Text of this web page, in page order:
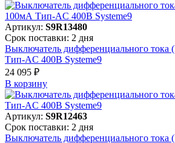
Артикул: S9R13480
Срок поставки: 2 дня
Выключатель дифференциального
Тип-AC 400В Systeme9
24 095 ₽
В корзинy
Артикул: S9R12463
Срок поставки: 2 дня
Выключатель дифференциального